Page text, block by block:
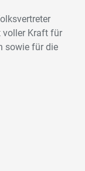
voller Kraft für
sowie für die